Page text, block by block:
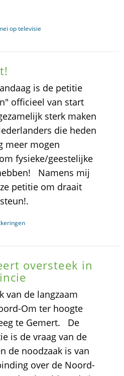
op televisie
is de petitie
officieel van start
sterk maken
die heden
meer mogen
fysieke/geestelijke
Namens mij
petitie om draait
oversteek in
van de langzaam
Om ter hoogte
te Gemert. De
is de vraag van de
de noodzaak is van
over de Noord-